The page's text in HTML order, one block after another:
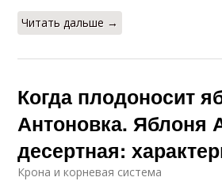
Читать дальше →
Когда плодоносит
Антоновка. Яблоня
десертная:
Крона и корневая система